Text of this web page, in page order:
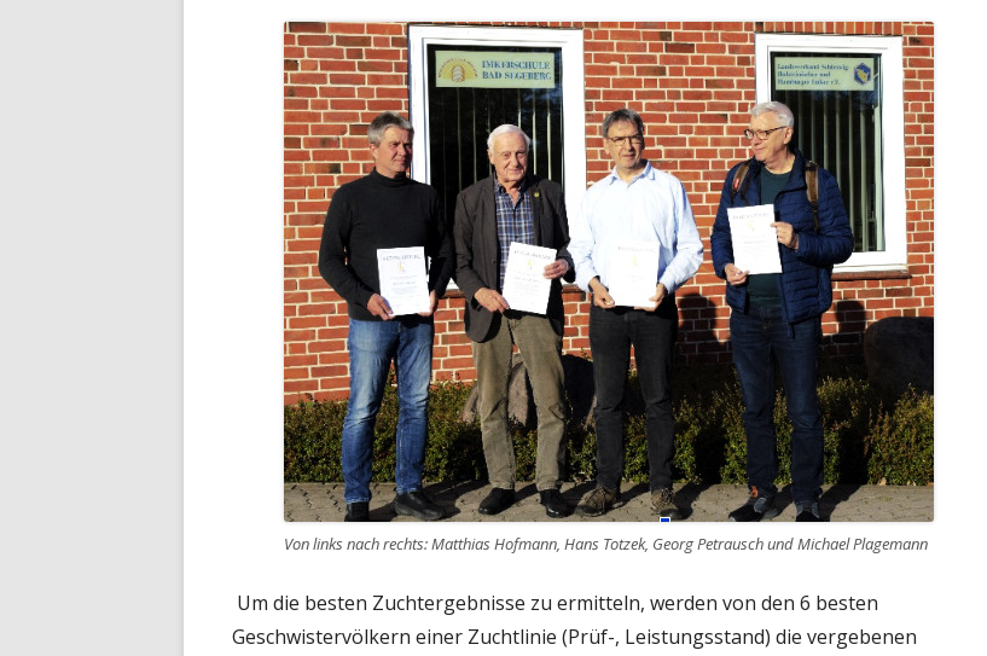
Von links nach rechts: Matthias Hofmann, Hans Totzek, Georg Petrausch und Michael Plagemann
Um die besten Zuchtergebnisse zu ermitteln, werden von den 6 besten
Geschwistervölkern einer Zuchtlinie (Prüf-, Leistungsstand) die vergebenen